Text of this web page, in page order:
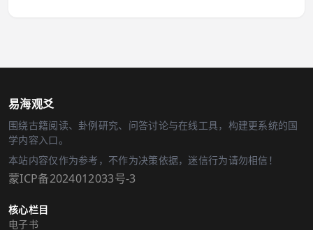
易海观爻
围绕古籍阅读、卦例研究、问答讨论与在线工具，构建更系统的国
学内容入口。
本站内容仅作为参考，不作为决策依据，迷信行为请勿相信！
蒙ICP备2024012033号-3
核心栏目
电子书